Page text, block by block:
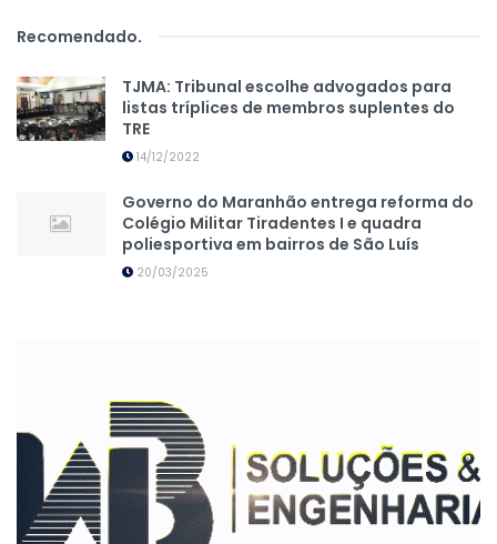
Recomendado.
TJMA: Tribunal escolhe advogados para
listas tríplices de membros suplentes do
TRE
14/12/2022
Governo do Maranhão entrega reforma do
Colégio Militar Tiradentes I e quadra
poliesportiva em bairros de São Luís
20/03/2025